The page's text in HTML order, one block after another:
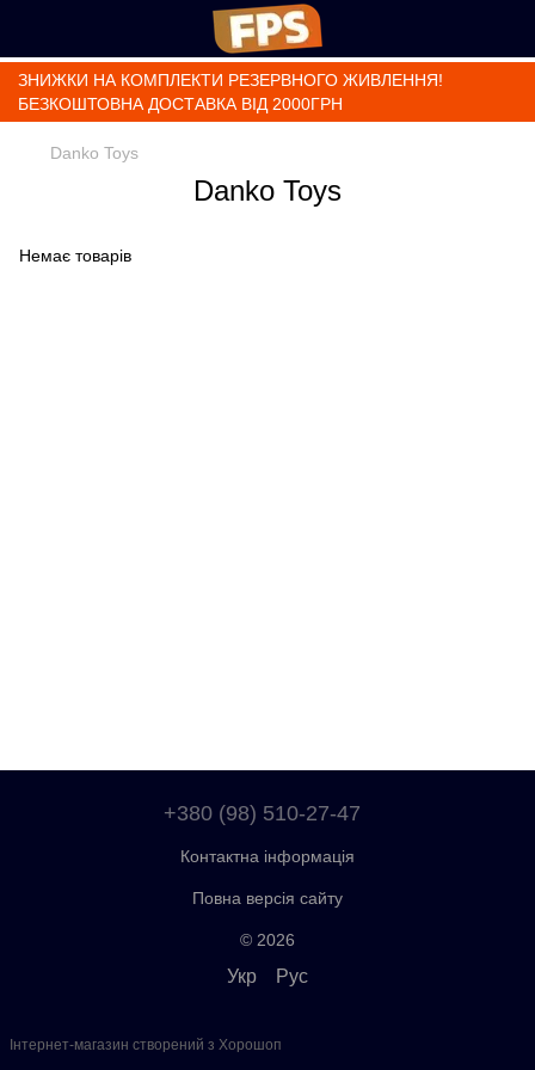
ЗНИЖКИ НА КОМПЛЕКТИ РЕЗЕРВНОГО ЖИВЛЕННЯ!
БЕЗКОШТОВНА ДОСТАВКА ВІД 2000ГРН
Danko Toys
Danko Toys
Немає товарів
+380 (98) 510-27-47
Контактна інформація
Повна версія сайту
© 2026
Укр Рус
Інтернет-магазин створений з Хорошоп